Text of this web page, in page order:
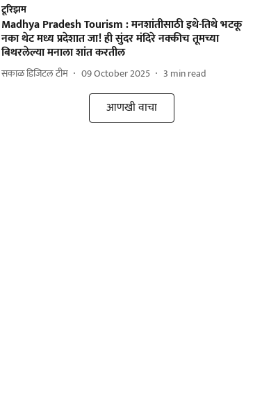
टूरिझम
Madhya Pradesh Tourism : मनशांतीसाठी इथे-तिथे भटकू
नका थेट मध्य प्रदेशात जा! ही सुंदर मंदिरे नक्कीच तूमच्या
बिथरलेल्या मनाला शांत करतील
सकाळ डिजिटल टीम 09 October 2025 3 min read
आणखी वाचा